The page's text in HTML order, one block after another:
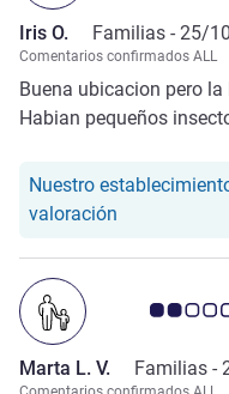
Iris O. Familias - 25/
Comentarios confirmados ALL
Buena ubicacion pero
Habian pequeños
Nuestro
valoración
Nota de
Marta L. V. Familias -